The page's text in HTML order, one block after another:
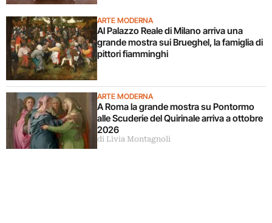
ARTE MODERNA
Al Palazzo Reale di Milano arriva una
grande mostra sui Brueghel, la famiglia di
pittori fiamminghi
ARTE MODERNA
A Roma la grande mostra su Pontormo
alle Scuderie del Quirinale arriva a ottobre
2026
di Livia Montagnoli